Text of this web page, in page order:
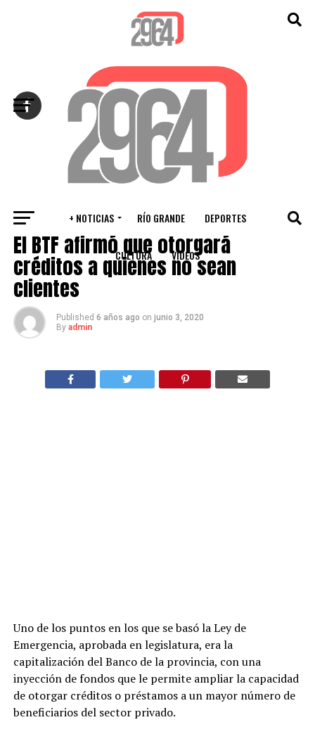
+ NOTICIAS RÍO GRANDE DEPORTES
CULTURA VIDEOS
RÍO GRANDE
El BTF afirmó que otorgará
créditos a quienes no sean
clientes
Published 6 años ago on junio 3, 2020
By admin
Uno de los puntos en los que se basó la Ley de
Emergencia, aprobada en legislatura, era la
capitalización del Banco de la provincia, con una
inyección de fondos que le permite ampliar la capacidad
de otorgar créditos o préstamos a un mayor número de
beneficiarios del sector privado.
Salir de la versión móvil